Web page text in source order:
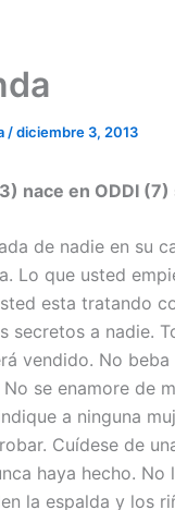
/diciembre 3, 2013
nace en ODDI
de nadie en su
Lo que usted
esta tratando
secretos a nadie.
vendido. No
se enamore de
a ninguna
Cuídese de
haya hecho. No
la espalda y los